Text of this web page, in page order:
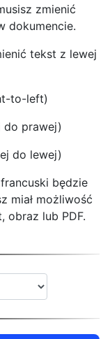
zmienić
dokumencie.
tekst z lewej
to-left)
do prawej)
do lewej)
będzie
miał możliwość
obraz lub PDF.